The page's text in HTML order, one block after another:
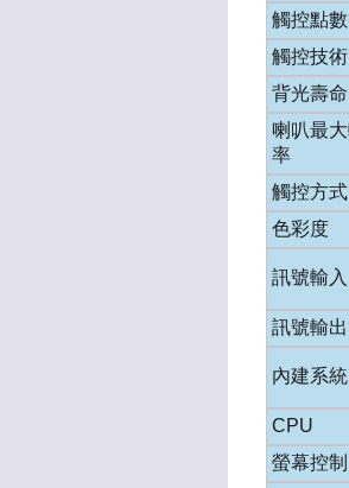
觸控點數
觸控技術
背光壽命
喇叭最
率
觸控方式
色彩度
訊號輸入
訊號輸出
內建系統
CPU
螢幕控制